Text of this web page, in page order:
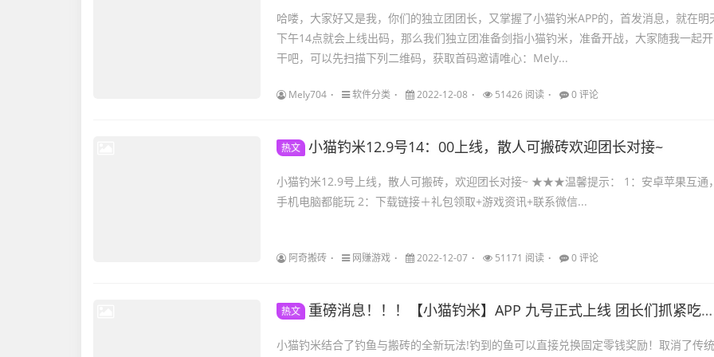
哈喽，大家好又是我，你们的独立团团长，又掌握了小猫钓米APP的，首发消息，就在明
下午14点就会上线出码，那么我们独立团准备剑指小猫钓米，准备开战，大家随我一起开
干吧，可以先扫描下列二维码，获取首码邀请唯心：Mely...
Mely704 软件分类 2022-12-08 51426 阅读 0 评论
热文 小猫钓米12.9号14：00上线，散人可搬砖欢迎团长对接~
小猫钓米12.9号上线，散人可搬砖，欢迎团长对接~ ★★★温馨提示： 1：安卓苹果互通，
手机电脑都能玩 2：下载链接＋礼包领取+游戏资讯+联系微信...
阿奇搬砖 网赚游戏 2022-12-07 51171 阅读 0 评论
热文 重磅消息！！！【小猫钓米】APP 九号正式上线 团长们抓紧吃肉啊
小猫钓米结合了钓鱼与搬砖的全新玩法!钓到的鱼可以直接兑换固定零钱奖励！取消了传统